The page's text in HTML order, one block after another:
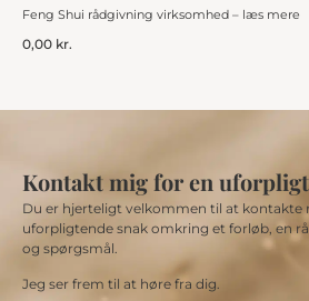
Feng Shui rådgivning virksomhed – læs mere
0,00 kr.
Kontakt mig for en
Du er hjerteligt velkommen til at kontakte
uforpligtende snak omkring et forløb, en
og spørgsmål.
Jeg ser frem til at høre fra dig.